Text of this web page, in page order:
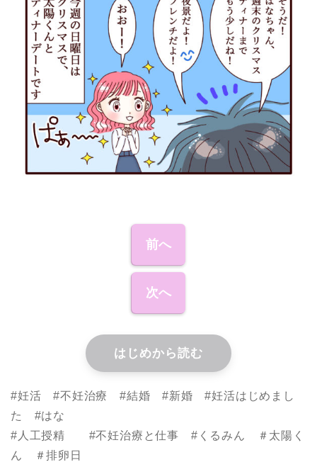
前へ
次へ
はじめから読む
#妊活 #不妊治療 #結婚 #新婚 #妊活はじめまし
た #はな
#人工授精 #不妊治療と仕事 #くるみん ＃太陽く
ん ＃排卵日